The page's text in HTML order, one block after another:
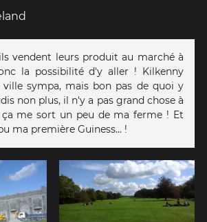
vendent leurs produit au marché à
la possibilité d'y aller ! Kilkenny
sympa, mais bon pas de quoi y
non plus, il n'y a pas grand chose à
me sort un peu de ma ferme ! Et
ma première Guiness... !